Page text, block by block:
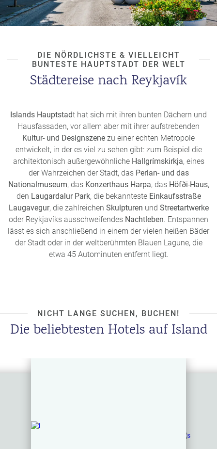
DIE NÖRDLICHSTE & VIELLEICHT
BUNTESTE HAUPTSTADT DER WELT
Städtereise nach Reykjavík
Islands Hauptstadt hat sich mit ihren bunten Dächern und
Hausfassaden, vor allem aber mit ihrer aufstrebenden
Kultur- und Designszene zu einer echten Metropole
entwickelt, in der es viel zu sehen gibt: zum Beispiel die
architektonisch außergewöhnliche Hallgrímskirkja, eines
der Wahrzeichen der Stadt, das Perlan- und das
Nationalmuseum, das Konzerthaus Harpa, das Höfði-Haus,
den Laugardalur Park, die bekannteste Einkaufsstraße
Laugavegur, die zahlreichen Skulpturen und Streetartwerke
oder Reykjavíks ausschweifendes Nachtleben. Entspannen
lässt es sich anschließend in einem der vielen heißen Bäder
der Stadt oder in der weltberühmten Blauen Lagune, die
etwa 45 Autominuten entfernt liegt.
NICHT LANGE SUCHEN, BUCHEN!
Die beliebtesten Hotels auf Island